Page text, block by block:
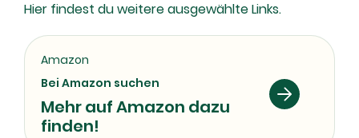
Hier findest du weitere ausgewählte Links.
Amazon
Bei Amazon suchen
Mehr auf Amazon dazu
finden!